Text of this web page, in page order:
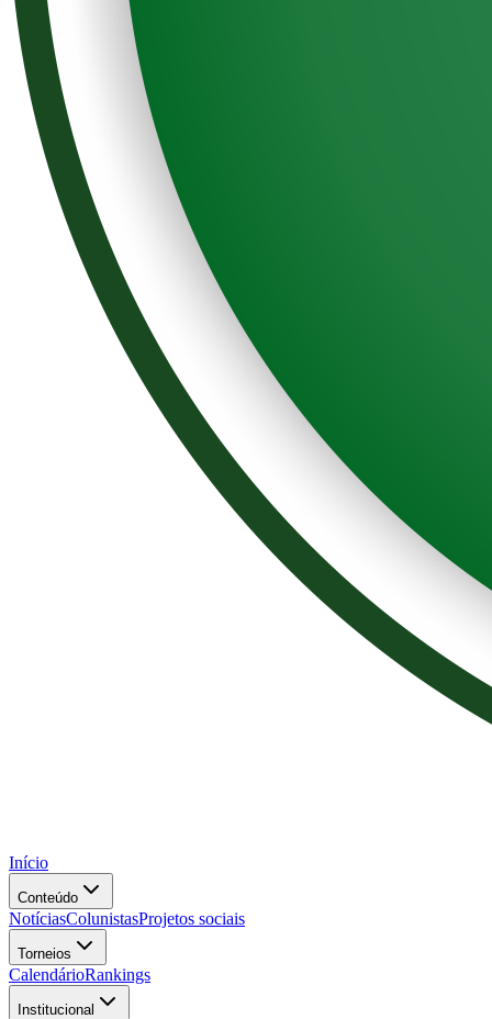
Início
Conteúdo
NotíciasColunistasProjetos sociais
Torneios
CalendárioRankings
Institucional